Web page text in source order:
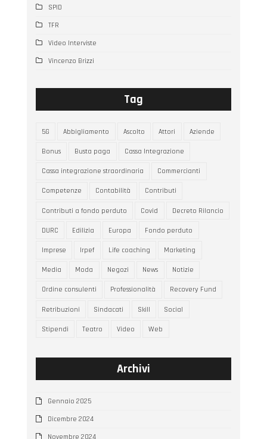
SPID
TFR
Video Interviste
Vincenzo Brizzi
Tag
5G Abbigliamento Ascolto Attori Aziende
Bonus Busta paga Cassa Integrazione
Cassa integrazione straordinaria Commercianti
Competenze Contabilità Contributi
Contributi a fondo perduto Covid Decreto Rilancio
DURC Edilizia Europa Fondo perduto
Imprese Irpef Life coaching Marketing
Media Moda Negozi News Notizie
Ordine consulenti Professionalità Recovery Fund
Retribuzioni Sindacati Skill Social
Stipendi Teatro Video Web
Archivi
Gennaio 2025
Dicembre 2024
Novembre 2024